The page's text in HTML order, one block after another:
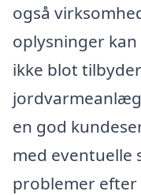
også
oplysninger
ikke blot
en god
med eventuelle
problemer